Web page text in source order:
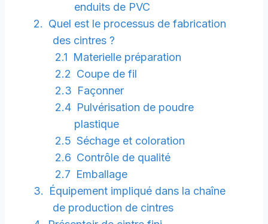
enduits de PVC
Quel est le processus de fabrication
des cintres ?
Materielle préparation
Coupe de fil
Façonner
Pulvérisation de poudre
plastique
Séchage et coloration
Contrôle de qualité
Emballage
Équipement impliqué dans la chaîne
de production de cintres